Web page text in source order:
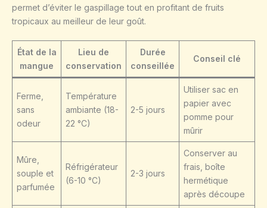
permet d’éviter le gaspillage tout en profitant de fruits
tropicaux au meilleur de leur goût.
État de la
mangue
Lieu de
conservation
Durée
conseillée
Conseil clé
Ferme,
sans
odeur
Température
ambiante (18-
22 °C)
2-5 jours
Utiliser sac en
papier avec
pomme pour
mûrir
Mûre,
souple et
parfumée
Réfrigérateur
(6-10 °C)
2-3 jours
Conserver au
frais, boîte
hermétique
après découpe